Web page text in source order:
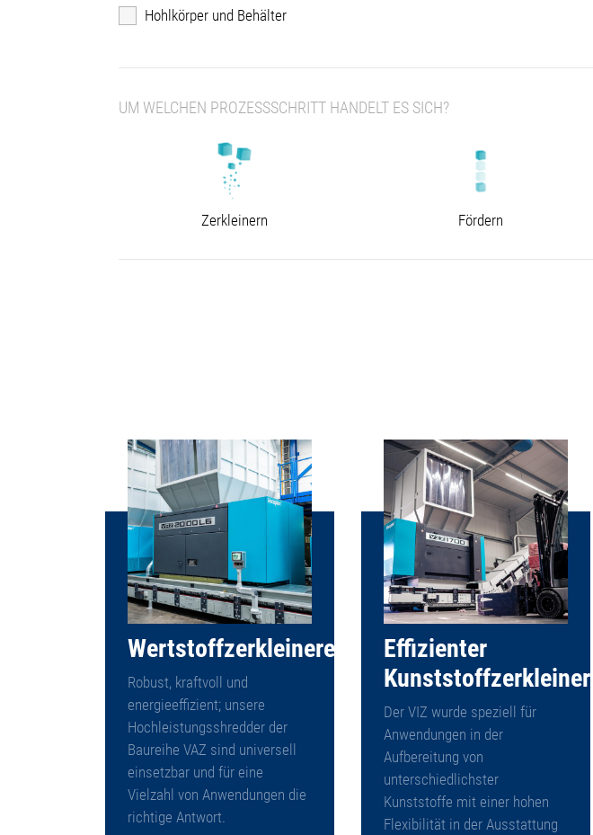
Hohlkörper und Behälter
UM WELCHEN PROZESSSCHRITT HANDELT ES SICH?
Zerkleinern Fördern
Wertstoffzerkleinerer
Robust, kraftvoll und
energieeffizient; unsere
Hochleistungsshredder der
Baureihe VAZ sind universell
einsetzbar und für eine
Vielzahl von Anwendungen die
richtige Antwort.
Effizienter
Kunststoffzerkleinerer
Der VIZ wurde speziell für
Anwendungen in der
Aufbereitung von
unterschiedlichster
Kunststoffe mit einer hohen
Flexibilität in der Ausstattung